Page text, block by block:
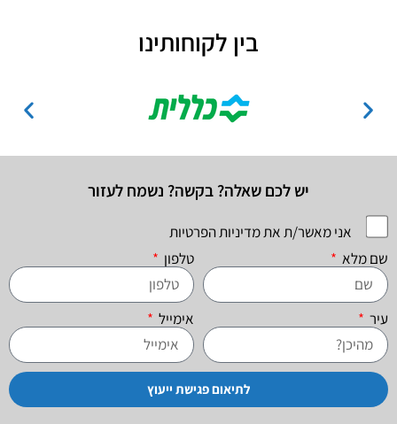
בין לקוחותינו
יש לכם שאלה? בקשה? נשמח לעזור
אני מאשר/ת את מדיניות הפרטיות
שם מלא
טלפון
עיר אימייל
לתיאום פגישת ייעוץ